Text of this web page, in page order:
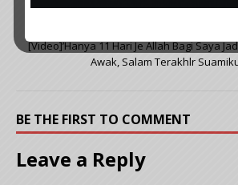
[Video]’Hanya 11 Hari Je Allah Bagi Saya
Awak, Salam Terakhlr Suamiku
BE THE FIRST TO COMMENT
Leave a Reply